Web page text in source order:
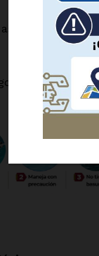
el
fue posible